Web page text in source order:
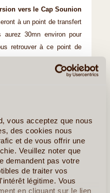
vous acceptez que nous
des cookies nous
et de vous offrir une
Veuillez noter que
demandent pas votre
de traiter vos
légitime. Vous
en cliquant sur le lien
vers le Cap Sounion
à un point de transfert
aurez 30mn environ pour
retrouver à ce point de
au sud de l’Attique, en
golfe Saronique. Retour à